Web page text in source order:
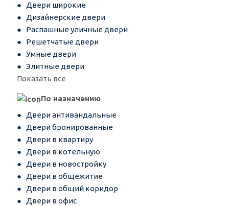
Двери широкие
Дизайнерские двери
Распашные уличные двери
Решетчатые двери
Умные двери
Элитные двери
Показать все
По назначению
Двери антивандальные
Двери бронированные
Двери в квартиру
Двери в котельную
Двери в новостройку
Двери в общежитие
Двери в общий коридор
Двери в офис